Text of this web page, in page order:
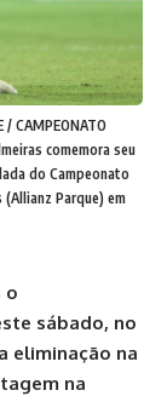
/ CAMPEONATO
comemora seu
do Campeonato
Parque) em
o
sábado, no
eliminação na
na